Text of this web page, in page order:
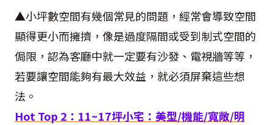
▲小坪數空間有幾個常見的問題，經常會導致空間
顯得更小而擁擠，像是過度隔間或受到制式空間的
侷限，認為客廳中就一定要有沙發、電視牆等等，
若要讓空間能夠有最大效益，就必須屏棄這些想
法。
Hot Top 2 ： 11~17坪小宅：美型/機能/寬敞/明